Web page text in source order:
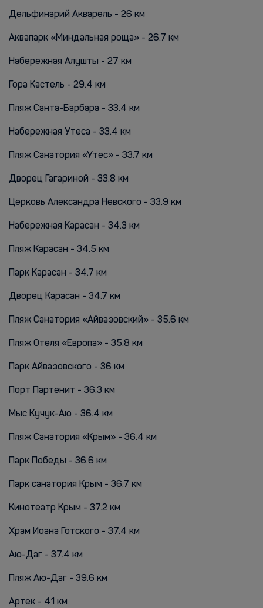
Дельфинарий Акварель - 26 км
Аквапарк «Миндальная роща» - 26.7 км
Набережная Алушты - 27 км
Гора Кастель - 29.4 км
Пляж Санта-Барбара - 33.4 км
Набережная Утеса - 33.4 км
Пляж Санатория «Утес» - 33.7 км
Дворец Гагариной - 33.8 км
Церковь Александра Невского - 33.9 км
Набережная Карасан - 34.3 км
Пляж Карасан - 34.5 км
Парк Карасан - 34.7 км
Дворец Карасан - 34.7 км
Пляж Санатория «Айвазовский» - 35.6 км
Пляж Отеля «Европа» - 35.8 км
Парк Айвазовского - 36 км
Порт Партенит - 36.3 км
Мыс Кучук-Аю - 36.4 км
Пляж Санатория «Крым» - 36.4 км
Парк Победы - 36.6 км
Парк санатория Крым - 36.7 км
Кинотеатр Крым - 37.2 км
Храм Иоана Готского - 37.4 км
Аю-Даг - 37.4 км
Пляж Аю-Даг - 39.6 км
Артек - 41 км